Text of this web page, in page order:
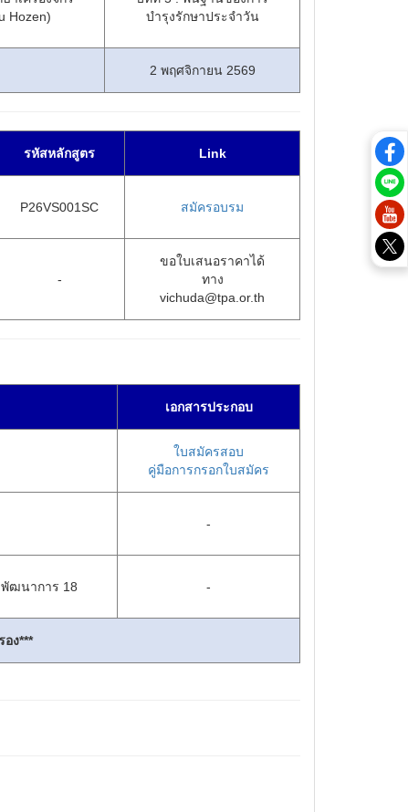
Hozen)
บำรุงรักษาประจำวัน
2 พฤศจิกายน 2569
รหัสหลักสูตร Link
P26VS001SC สมัครอบรม
-
ขอใบเสนอราคาได้
ทาง
vichuda@tpa.or.th
เอกสารประกอบ
ใบสมัครสอบ
คู่มือการกรอกใบสมัคร
-
ฒนาการ 18 -
ง***